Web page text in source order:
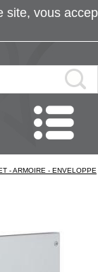
- ARMOIRE - ENVELOPPE
vous